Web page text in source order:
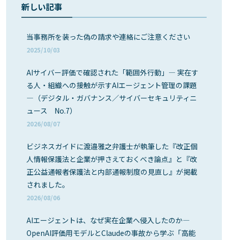
新しい記事
当事務所を装った偽の請求や連絡にご注意ください
2025/10/03
AIサイバー評価で確認された「範囲外行動」― 実在す
る人・組織への接触が示すAIエージェント管理の課題
―（デジタル・ガバナンス／サイバーセキュリティニ
ュース No.7）
2026/08/07
ビジネスガイドに渡邉雅之弁護士が執筆した『改正個
人情報保護法と企業が押さえておくべき論点』と『改
正公益通報者保護法と内部通報制度の見直し』が掲載
されました。
2026/08/06
AIエージェントは、なぜ実在企業へ侵入したのか―
OpenAI評価用モデルとClaudeの事故から学ぶ「高能